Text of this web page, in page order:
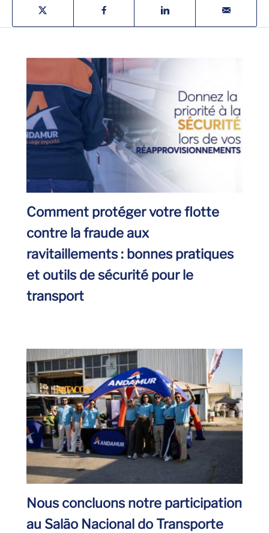
Comment protéger votre flotte
contre la fraude aux
ravitaillements : bonnes pratiques
et outils de sécurité pour le
transport
Nous concluons notre participation
au Salão Nacional do Transporte